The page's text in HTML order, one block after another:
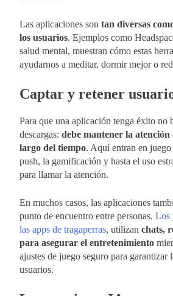
Las aplicaciones son tan diversas
los usuarios. Ejemplos como
salud mental, muestran cómo estas
ayudarnos a meditar, dormir mejor o
Captar y retener
Para que una aplicación tenga éxito no
descargas: debe mantener la atención
largo del tiempo. Aquí entran en
push, la gamificación y hasta el uso
para llamar la atención.
En muchos casos, las aplicaciones
punto de encuentro entre personas. Los
las apps de tragaperras, utilizan chats,
para asegurar el entretenimiento
ajustes de juego seguro para garantizar
usuarios.